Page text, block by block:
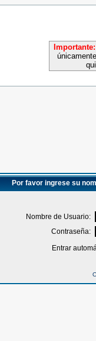
Importante:
Por favor ingrese su
Nombre de Usuario:
Contraseña:
Entrar